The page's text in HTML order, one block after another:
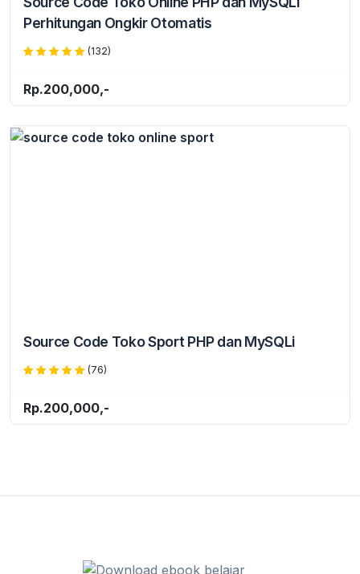
Perhitungan Ongkir Otomatis
(132)
Rp.200,000,-
Source Code Toko Sport PHP dan MySQLi
(76)
Rp.200,000,-